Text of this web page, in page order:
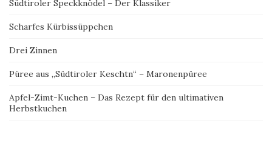
Südtiroler Speckknödel – Der Klassiker
Scharfes Kürbissüppchen
Drei Zinnen
Püree aus „Südtiroler Keschtn“ – Maronenpüree
Apfel-Zimt-Kuchen – Das Rezept für den ultimativen
Herbstkuchen